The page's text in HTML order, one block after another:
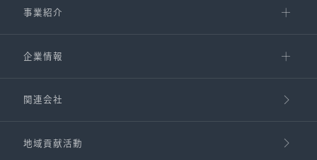
事業紹介
企業情報
関連会社
地域貢献活動